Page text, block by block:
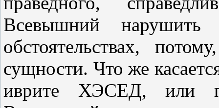
Всевышний
обстоятельствах,
сущности. Что же
иврите ХЭСЕД, или